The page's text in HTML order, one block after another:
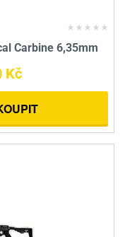
Carbine 6,35mm
Kč